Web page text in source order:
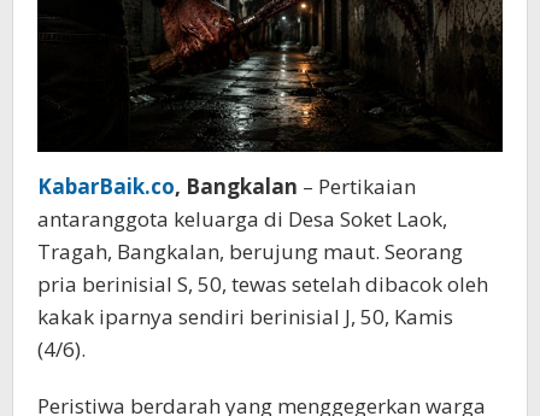
KabarBaik.co, Bangkalan – Pertikaian
antaranggota keluarga di Desa Soket Laok,
Tragah, Bangkalan, berujung maut. Seorang
pria berinisial S, 50, tewas setelah dibacok oleh
kakak iparnya sendiri berinisial J, 50, Kamis
(4/6).
Peristiwa berdarah yang menggegerkan warga